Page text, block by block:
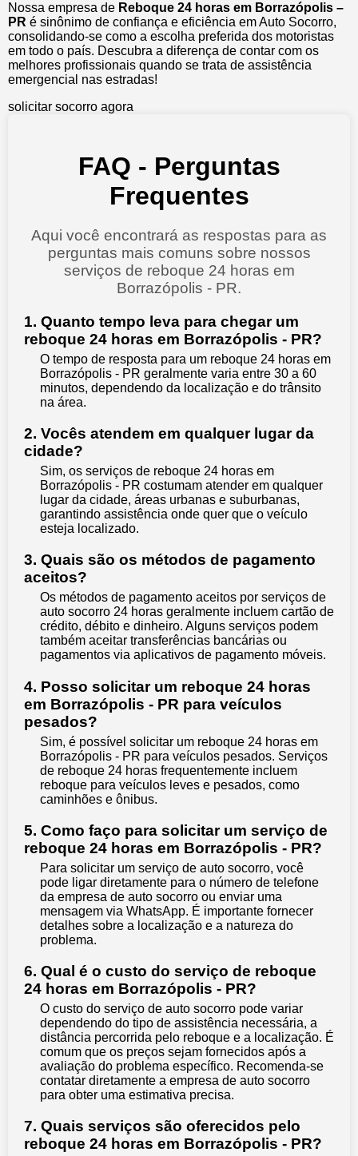
Nossa empresa de Reboque 24 horas em Borrazópolis –
PR é sinônimo de confiança e eficiência em Auto Socorro,
consolidando-se como a escolha preferida dos motoristas
em todo o país. Descubra a diferença de contar com os
melhores profissionais quando se trata de assistência
emergencial nas estradas!
solicitar socorro agora
FAQ - Perguntas
Frequentes
Aqui você encontrará as respostas para as
perguntas mais comuns sobre nossos
serviços de reboque 24 horas em
Borrazópolis - PR.
1. Quanto tempo leva para chegar um
reboque 24 horas em Borrazópolis - PR?
O tempo de resposta para um reboque 24 horas em
Borrazópolis - PR geralmente varia entre 30 a 60
minutos, dependendo da localização e do trânsito
na área.
2. Vocês atendem em qualquer lugar da
cidade?
Sim, os serviços de reboque 24 horas em
Borrazópolis - PR costumam atender em qualquer
lugar da cidade, áreas urbanas e suburbanas,
garantindo assistência onde quer que o veículo
esteja localizado.
3. Quais são os métodos de pagamento
aceitos?
Os métodos de pagamento aceitos por serviços de
auto socorro 24 horas geralmente incluem cartão de
crédito, débito e dinheiro. Alguns serviços podem
também aceitar transferências bancárias ou
pagamentos via aplicativos de pagamento móveis.
4. Posso solicitar um reboque 24 horas
em Borrazópolis - PR para veículos
pesados?
Sim, é possível solicitar um reboque 24 horas em
Borrazópolis - PR para veículos pesados. Serviços
de reboque 24 horas frequentemente incluem
reboque para veículos leves e pesados, como
caminhões e ônibus.
5. Como faço para solicitar um serviço de
reboque 24 horas em Borrazópolis - PR?
Para solicitar um serviço de auto socorro, você
pode ligar diretamente para o número de telefone
da empresa de auto socorro ou enviar uma
mensagem via WhatsApp. É importante fornecer
detalhes sobre a localização e a natureza do
problema.
6. Qual é o custo do serviço de reboque
24 horas em Borrazópolis - PR?
O custo do serviço de auto socorro pode variar
dependendo do tipo de assistência necessária, a
distância percorrida pelo reboque e a localização. É
comum que os preços sejam fornecidos após a
avaliação do problema específico. Recomenda-se
contatar diretamente a empresa de auto socorro
para obter uma estimativa precisa.
7. Quais serviços são oferecidos pelo
reboque 24 horas em Borrazópolis - PR?